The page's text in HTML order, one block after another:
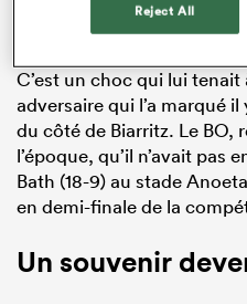
C’est un choc qui lui tenait
adversaire qui l’a marqué
du côté de Biarritz. Le BO,
l’époque, qu’il n’avait
Bath (18-9) au stade
en demi-finale de la
Un souvenir
Reject All